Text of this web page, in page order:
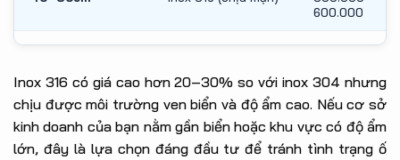
600.000
Inox 316 có giá cao hơn 20–30% so với inox 304 nhưng
chịu được môi trường ven biển và độ ẩm cao. Nếu cơ sở
kinh doanh của bạn nằm gần biển hoặc khu vực có độ ẩm
lớn, đây là lựa chọn đáng đầu tư để tránh tình trạng ố